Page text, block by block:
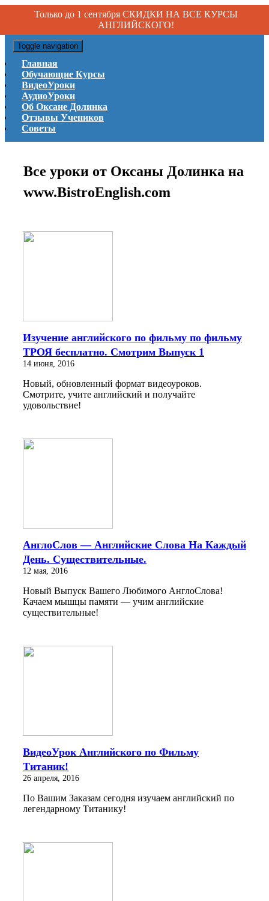
Только до 1 сентября СКИДКИ НА ВСЕ КУРСЫ
АНГЛИЙСКОГО!
Toggle navigation
Главная
Обучающие Курсы
ВидеоУроки
АудиоУроки
Об Оксане Долинка
Отзывы Учеников
Советы
Все уроки от Оксаны Долинка на
www.BistroEnglish.com
Изучение английского по фильму по фильму
ТРОЯ бесплатно. Смотрим Выпуск 1
14 июня, 2016
Новый, обновленный формат видеоуроков.
Смотрите, учите английский и получайте
удовольствие!
АнглоСлов — Английские Слова На Каждый
День. Существительные.
12 мая, 2016
Новый Выпуск Вашего Любимого АнглоСлова!
Качаем мышцы памяти — учим английские
существительные!
ВидеоУрок Английского по Фильму
Титаник!
26 апреля, 2016
По Вашим Заказам сегодня изучаем английский по
легендарному Титанику!